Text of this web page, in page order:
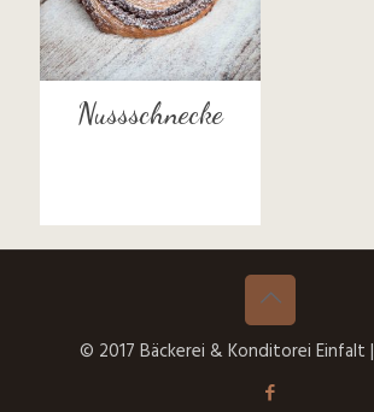
Nussschnecke
© 2017 Bäckerei & Konditorei Einfalt |